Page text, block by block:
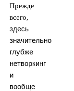
Прежде
всего,
здесь
значительно
глубже
нетворкинг
и
вообще